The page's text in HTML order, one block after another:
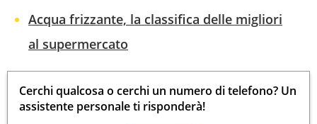
Acqua frizzante, la classifica delle migliori
al supermercato
Cerchi qualcosa o cerchi un numero di telefono? Un
assistente personale ti risponderà!